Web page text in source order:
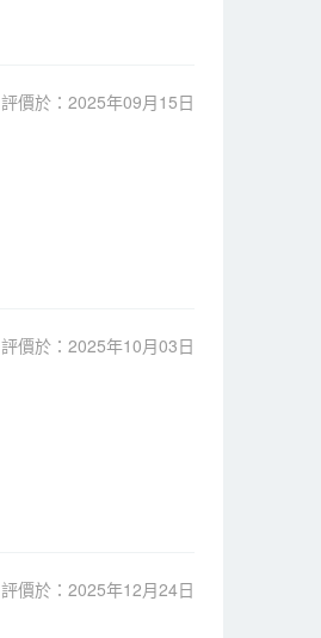
評價於：2025年09月15日
評價於：2025年10月03日
評價於：2025年12月24日